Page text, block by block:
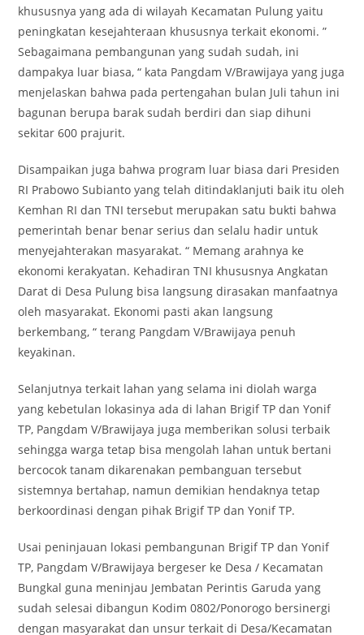
khususnya yang ada di wilayah Kecamatan Pulung yaitu
peningkatan kesejahteraan khususnya terkait ekonomi. ”
Sebagaimana pembangunan yang sudah sudah, ini
dampakya luar biasa, “ kata Pangdam V/Brawijaya yang juga
menjelaskan bahwa pada pertengahan bulan Juli tahun ini
bagunan berupa barak sudah berdiri dan siap dihuni
sekitar 600 prajurit.
Disampaikan juga bahwa program luar biasa dari Presiden
RI Prabowo Subianto yang telah ditindaklanjuti baik itu oleh
Kemhan RI dan TNI tersebut merupakan satu bukti bahwa
pemerintah benar benar serius dan selalu hadir untuk
menyejahterakan masyarakat. “ Memang arahnya ke
ekonomi kerakyatan. Kehadiran TNI khususnya Angkatan
Darat di Desa Pulung bisa langsung dirasakan manfaatnya
oleh masyarakat. Ekonomi pasti akan langsung
berkembang, “ terang Pangdam V/Brawijaya penuh
keyakinan.
Selanjutnya terkait lahan yang selama ini diolah warga
yang kebetulan lokasinya ada di lahan Brigif TP dan Yonif
TP, Pangdam V/Brawijaya juga memberikan solusi terbaik
sehingga warga tetap bisa mengolah lahan untuk bertani
bercocok tanam dikarenakan pembanguan tersebut
sistemnya bertahap, namun demikian hendaknya tetap
berkoordinasi dengan pihak Brigif TP dan Yonif TP.
Usai peninjauan lokasi pembangunan Brigif TP dan Yonif
TP, Pangdam V/Brawijaya bergeser ke Desa / Kecamatan
Bungkal guna meninjau Jembatan Perintis Garuda yang
sudah selesai dibangun Kodim 0802/Ponorogo bersinergi
dengan masyarakat dan unsur terkait di Desa/Kecamatan